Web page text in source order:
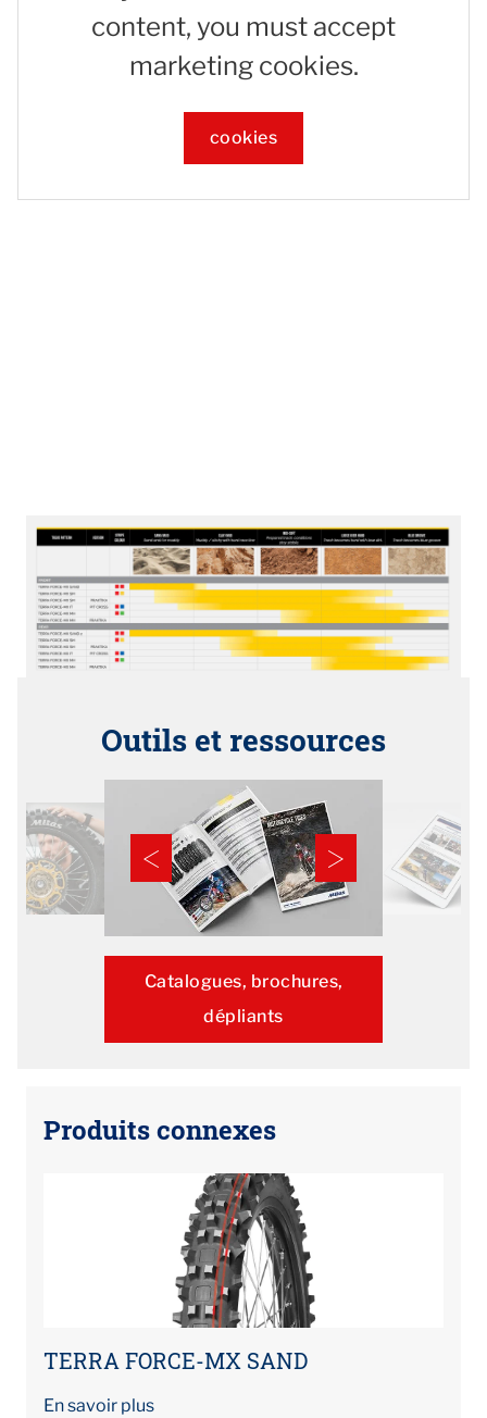
content, you must accept
marketing cookies.
cookies
Outils et ressources
Catalogues, brochures,
dépliants
Produits connexes
TERRA FORCE-MX SAND
En savoir plus